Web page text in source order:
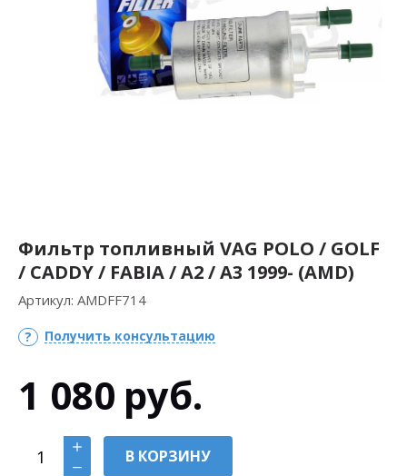
Фильтр топливный VAG POLO / GOLF
/ CADDY / FABIA / A2 / A3 1999- (AMD)
Артикул: AMDFF714
Получить консультацию
1 080 руб.
В КОРЗИНУ